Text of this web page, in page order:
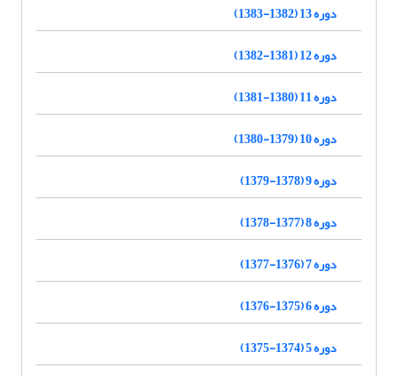
دوره 13 (1382-1383)
دوره 12 (1381-1382)
دوره 11 (1380-1381)
دوره 10 (1379-1380)
دوره 9 (1378-1379)
دوره 8 (1377-1378)
دوره 7 (1376-1377)
دوره 6 (1375-1376)
دوره 5 (1374-1375)